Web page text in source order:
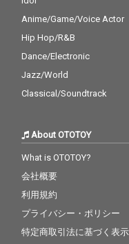
Anime/Game/Voice Actor
Hip Hop/R&B
Dance/Electronic
Jazz/World
Classical/Soundtrack
About OTOTOY
What is OTOTOY?
会社概要
利用規約
プライバシー・ポリシー
特定商取引法に基づく表示